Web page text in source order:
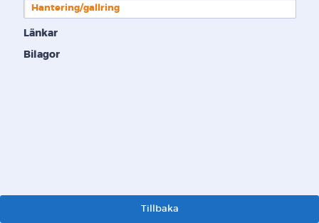
Hantering/gallring
Länkar
Bilagor
Tillbaka